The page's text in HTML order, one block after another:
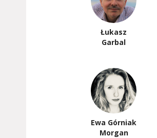
Łukasz
Garbal
Ewa Górniak
Morgan